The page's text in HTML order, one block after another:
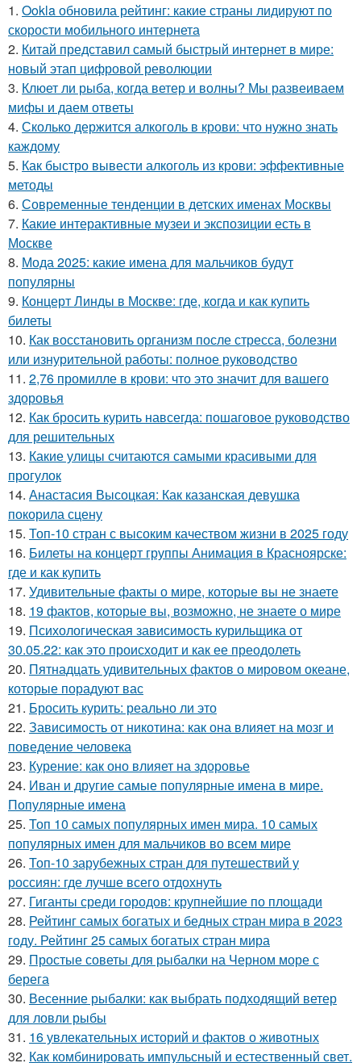
1. Ookla обновила рейтинг: какие страны лидируют по
скорости мобильного интернета
2. Китай представил самый быстрый интернет в мире:
новый этап цифровой революции
3. Клюет ли рыба, когда ветер и волны? Мы развеиваем
мифы и даем ответы
4. Сколько держится алкоголь в крови: что нужно знать
каждому
5. Как быстро вывести алкоголь из крови: эффективные
методы
6. Современные тенденции в детских именах Москвы
7. Какие интерактивные музеи и экспозиции есть в
Москве
8. Мода 2025: какие имена для мальчиков будут
популярны
9. Концерт Линды в Москве: где, когда и как купить
билеты
10. Как восстановить организм после стресса, болезни
или изнурительной работы: полное руководство
11. 2,76 промилле в крови: что это значит для вашего
здоровья
12. Как бросить курить навсегда: пошаговое руководство
для решительных
13. Какие улицы считаются самыми красивыми для
прогулок
14. Анастасия Высоцкая: Как казанская девушка
покорила сцену
15. Топ-10 стран с высоким качеством жизни в 2025 году
16. Билеты на концерт группы Анимация в Красноярске:
где и как купить
17. Удивительные факты о мире, которые вы не знаете
18. 19 фактов, которые вы, возможно, не знаете о мире
19. Психологическая зависимость курильщика от
30.05.22: как это происходит и как ее преодолеть
20. Пятнадцать удивительных фактов о мировом океане,
которые порадуют вас
21. Бросить курить: реально ли это
22. Зависимость от никотина: как она влияет на мозг и
поведение человека
23. Курение: как оно влияет на здоровье
24. Иван и другие самые популярные имена в мире.
Популярные имена
25. Топ 10 самых популярных имен мира. 10 самых
популярных имен для мальчиков во всем мире
26. Топ-10 зарубежных стран для путешествий у
россиян: где лучше всего отдохнуть
27. Гиганты среди городов: крупнейшие по площади
28. Рейтинг самых богатых и бедных стран мира в 2023
году. Рейтинг 25 самых богатых стран мира
29. Простые советы для рыбалки на Черном море с
берега
30. Весенние рыбалки: как выбрать подходящий ветер
для ловли рыбы
31. 16 увлекательных историй и фактов о животных
32. Как комбинировать импульсный и естественный свет.